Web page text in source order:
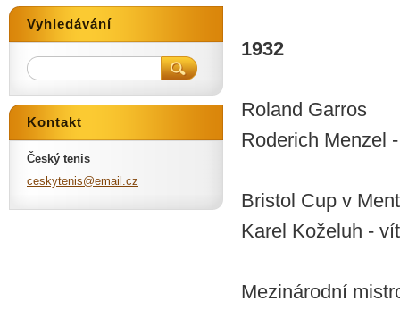
1932
Roland Garros
Roderich Menzel
Bristol Cup v
Karel Koželuh -
Mezinárodní
Vyhledávání
Kontakt
Český tenis
ceskytenis@email .cz